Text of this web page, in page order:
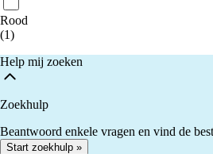
Rood
(1)
Help mij zoeken
Zoekhulp
Beantwoord enkele vragen en vind de
Start zoekhulp »